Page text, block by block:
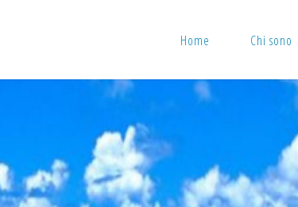
Home Chi sono